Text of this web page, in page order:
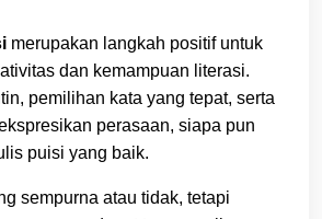
merupakan langkah positif untuk
dan kemampuan literasi.
pemilihan kata yang tepat, serta
perasaan, siapa pun
puisi yang baik.
sempurna atau tidak, tetapi